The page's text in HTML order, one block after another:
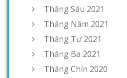
Tháng Sáu 2021
Tháng Năm 2021
Tháng Tư 2021
Tháng Ba 2021
Tháng Chín 2020